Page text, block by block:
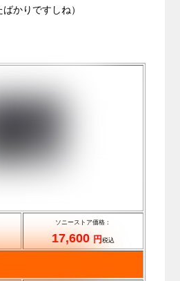
かりですしね）
ソニーストア価格：
17,600 円税込